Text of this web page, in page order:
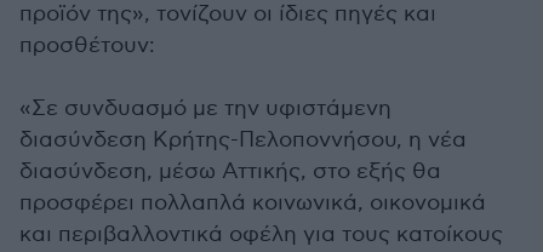
προϊόν της», τονίζουν οι ίδιες πηγές και
προσθέτουν:
«Σε συνδυασμό με την υφιστάμενη
διασύνδεση Κρήτης-Πελοποννήσου, η νέα
διασύνδεση, μέσω Αττικής, στο εξής θα
προσφέρει πολλαπλά κοινωνικά, οικονομικά
και περιβαλλοντικά οφέλη για τους κατοίκους